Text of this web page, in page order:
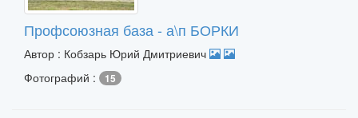
Профсоюзная база - а\п БОРКИ
Автор : Кобзарь Юрий Дмитриевич
Фотографий :
15